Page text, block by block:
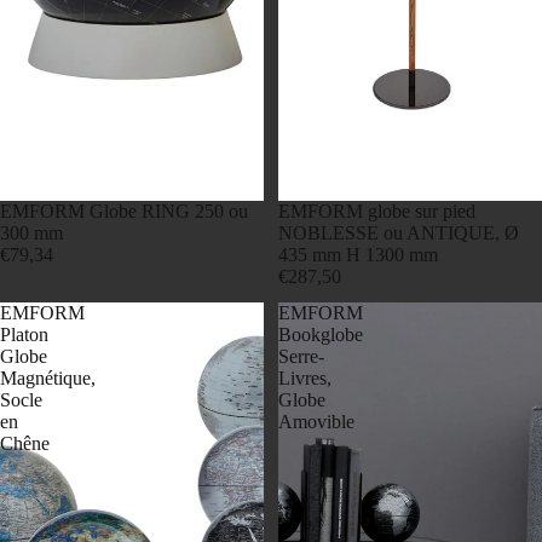
EMFORM Globe RING 250 ou
300 mm
€79,34
EMFORM globe sur pied
NOBLESSE ou ANTIQUE, Ø
435 mm H 1300 mm
€287,50
EMFORM
Platon
Globe
Magnétique,
Socle
en
Chêne
EMFORM
Bookglobe
Serre-
Livres,
Globe
Amovible